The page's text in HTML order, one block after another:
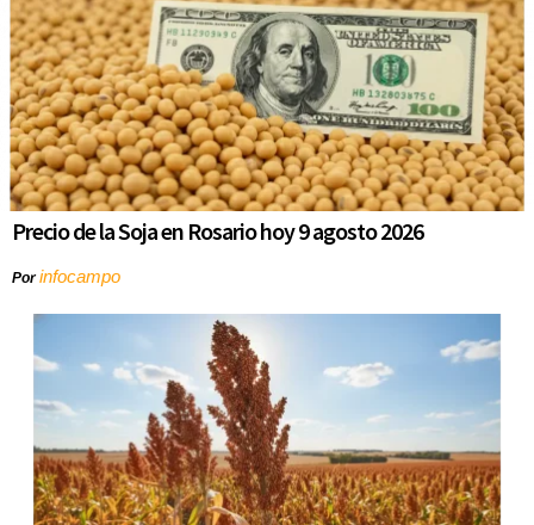
Precio de la Soja en Rosario hoy 9 agosto 2026
Porinfocampo